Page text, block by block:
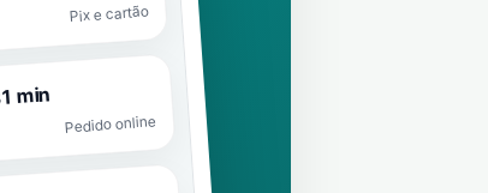
Pix e cartão
min
Pedido online